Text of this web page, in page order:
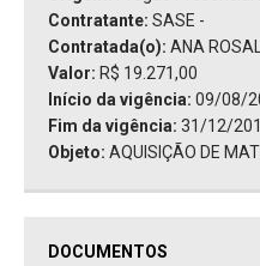
Contratante: SASE -
Contratada(o): ANA
Valor: R$ 19.271,00
Início da vigência: 09/08/
Fim da vigência: 31/12/
Objeto: AQUISIÇÃO DE
DOCUMENTOS